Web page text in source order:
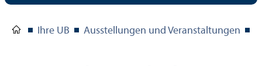
Ihre UB Ausstellungen und Veranstaltungen